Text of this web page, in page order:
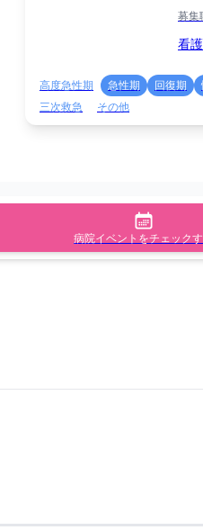
募集
看
高度急性期 急性期 回復期
三次救急
その他
病院イベントをチェック